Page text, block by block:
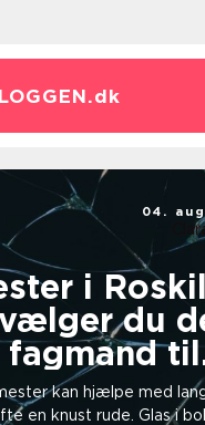
dk
i
du
til
kan hjælpe med
en knust rude. Glas i
04.